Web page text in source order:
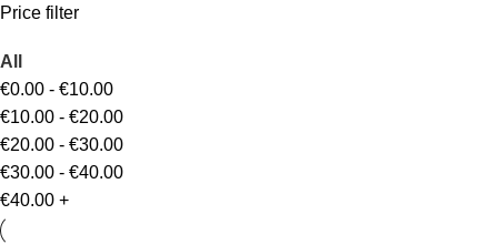
Price filter
All
€0.00 - €10.00
€10.00 - €20.00
€20.00 - €30.00
€30.00 - €40.00
€40.00 +